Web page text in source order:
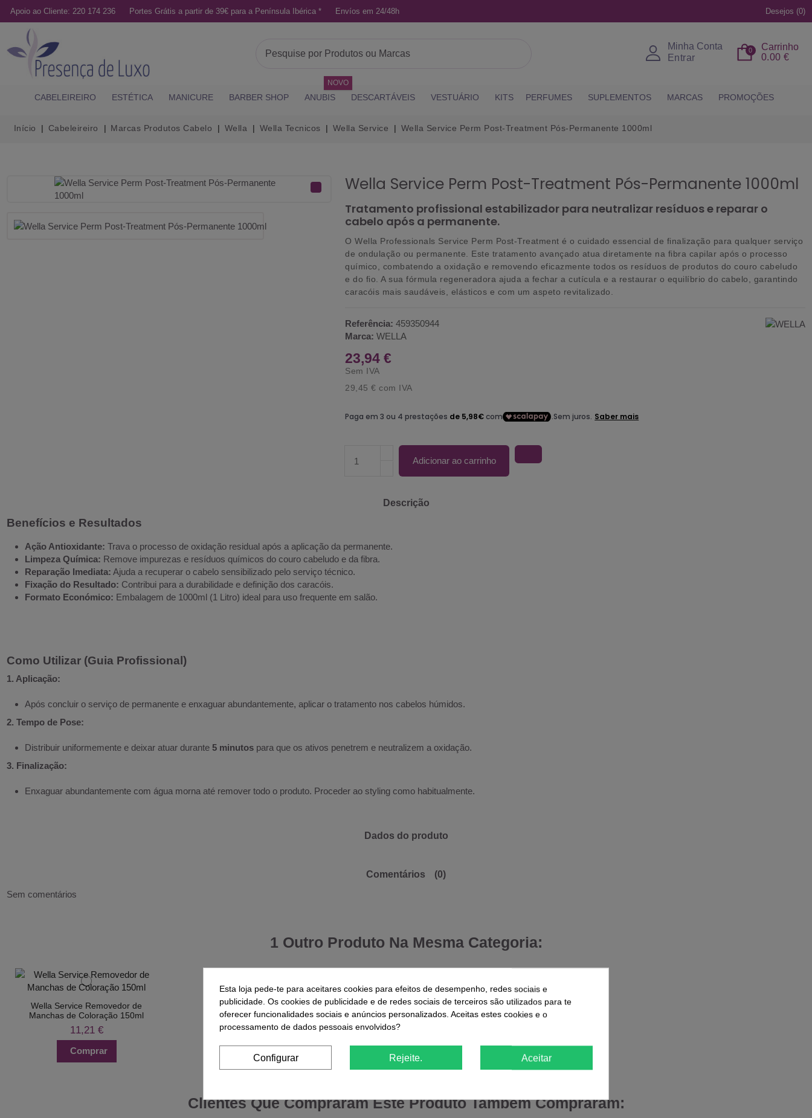
Apoio ao Cliente: 220 174 236 Portes Grátis a partir de 39€ para a Península Ibérica * Envíos em 24/48h Desejos (0)
Minha Conta
Entrar
Carrinho
0
0.00 €
CABELEIREIRO ESTÉTICA MANICURE BARBER SHOP ANUBIS
NOVO
DESCARTÁVEIS VESTUÁRIO KITS PERFUMES SUPLEMENTOS MARCAS PROMOÇÕES
Início Cabeleireiro Marcas Produtos Cabelo Wella Wella Tecnicos Wella Service Wella Service Perm Post-Treatment Pós-Permanente 1000ml
Wella Service Perm Post-Treatment Pós-Permanente 1000ml
Tratamento profissional estabilizador para neutralizar resíduos e reparar o
cabelo após a permanente.
OWella Professionals Service Perm Post-Treatment é o cuidado essencial de finalização para qualquer serviço
de ondulação ou permanente. Este tratamento avançado atua diretamente na fibra capilar após o processo
químico, combatendo a oxidação e removendo eficazmente todos os resíduos de produtos do couro cabeludo
e do fio. A sua fórmula regeneradora ajuda a fechar a cutícula e a restaurar o equilíbrio do cabelo, garantindo
caracóis mais saudáveis, elásticos e com um aspeto revitalizado.
Referência: 459350944
Marca: WELLA
23,94 €
Sem IVA
29,45 € com IVA
Adicionar ao carrinho
Descrição
Benefícios e Resultados
Ação Antioxidante: Trava o processo de oxidação residual após a aplicação da permanente.
Limpeza Química: Remove impurezas e resíduos químicos do couro cabeludo e da fibra.
Reparação Imediata: Ajuda a recuperar o cabelo sensibilizado pelo serviço técnico.
Fixação do Resultado: Contribui para a durabilidade e definição dos caracóis.
Formato Económico: Embalagem de 1000ml (1 Litro) ideal para uso frequente em salão.
Como Utilizar (Guia Profissional)
1. Aplicação:
Após concluir o serviço de permanente e enxaguar abundantemente, aplicar o tratamento nos cabelos húmidos.
2. Tempo de Pose:
Distribuir uniformemente e deixar atuar durante5 minutos para que os ativos penetrem e neutralizem a oxidação.
3. Finalização:
Enxaguar abundantemente com água morna até remover todo o produto. Proceder ao styling como habitualmente.
Dados do produto
Comentários
(0)
Sem comentários
1 Outro Produto Na Mesma Categoria:
Wella Service Removedor de
Manchas de Coloração 150ml
11,21 €
Comprar
Clientes Que Compraram Este Produto Também Compraram:
Esta loja pede-te para aceitares cookies para efeitos de desempenho, redes sociais e
publicidade. Os cookies de publicidade e de redes sociais de terceiros são utilizados para te
oferecer funcionalidades sociais e anúncios personalizados. Aceitas estes cookies e o
processamento de dados pessoais envolvidos?
Configurar Rejeite. Aceitar